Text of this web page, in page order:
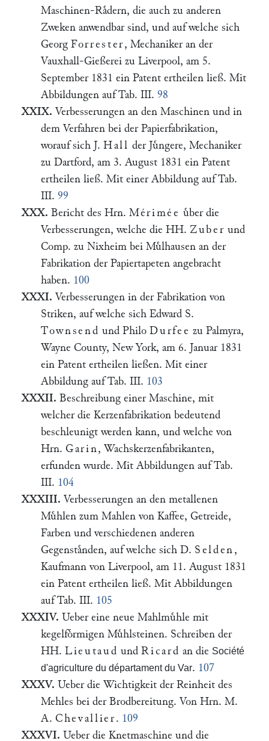
Maschinen-Raͤdern, die auch zu anderen
Zweken anwendbar sind, und auf welche sich
Georg Forrester, Mechaniker an der
Vauxhall-Gießerei zu Liverpool, am 5.
September 1831 ein Patent ertheilen ließ. Mit
Abbildungen auf Tab. III. 98
XXIX. Verbesserungen an den Maschinen und in
dem Verfahren bei der Papierfabrikation,
worauf sich J. Hall der Juͤngere, Mechaniker
zu Dartford, am 3. August 1831 ein Patent
ertheilen ließ. Mit einer Abbildung auf Tab.
III. 99
XXX. Bericht des Hrn. Mérimée uͤber die
Verbesserungen, welche die HH. Zuber und
Comp. zu Nixheim bei Muͤlhausen an der
Fabrikation der Papiertapeten angebracht
haben. 100
XXXI. Verbesserungen in der Fabrikation von
Striken, auf welche sich Edward S.
Townsend und PhiloDurfee zu Palmyra,
Wayne County, New York, am 6. Januar 1831
ein Patent ertheilen ließen. Mit einer
Abbildung auf Tab. III. 103
XXXII. Beschreibung einer Maschine, mit
welcher die Kerzenfabrikation bedeutend
beschleunigt werden kann, und welche von
Hrn. Garin, Wachskerzenfabrikanten,
erfunden wurde. Mit Abbildungen auf Tab.
III. 104
XXXIII. Verbesserungen an den metallenen
Muͤhlen zum Mahlen von Kaffee, Getreide,
Farben und verschiedenen anderen
Gegenstaͤnden, auf welche sich D. Selden ,
Kaufmann von Liverpool, am 11. August 1831
ein Patent ertheilen ließ. Mit Abbildungen
auf Tab. III. 105
XXXIV. Ueber eine neue Mahlmuͤhle mit
kegelfoͤrmigen Muͤhlsteinen. Schreiben der
HH. Lieutaud undRicard an die Société
d'agriculture du départament du Var. 107
XXXV. Ueber die Wichtigkeit der Reinheit des
Mehles bei der Brodbereitung. Von Hrn. M.
A. Chevallier. 109
XXXVI. Ueber die Knetmaschine und die